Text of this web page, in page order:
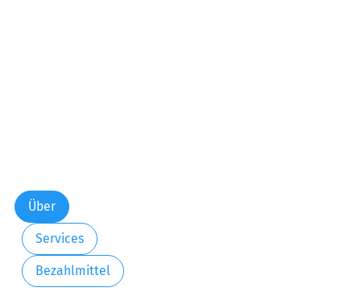
Über
Services
Bezahlmittel